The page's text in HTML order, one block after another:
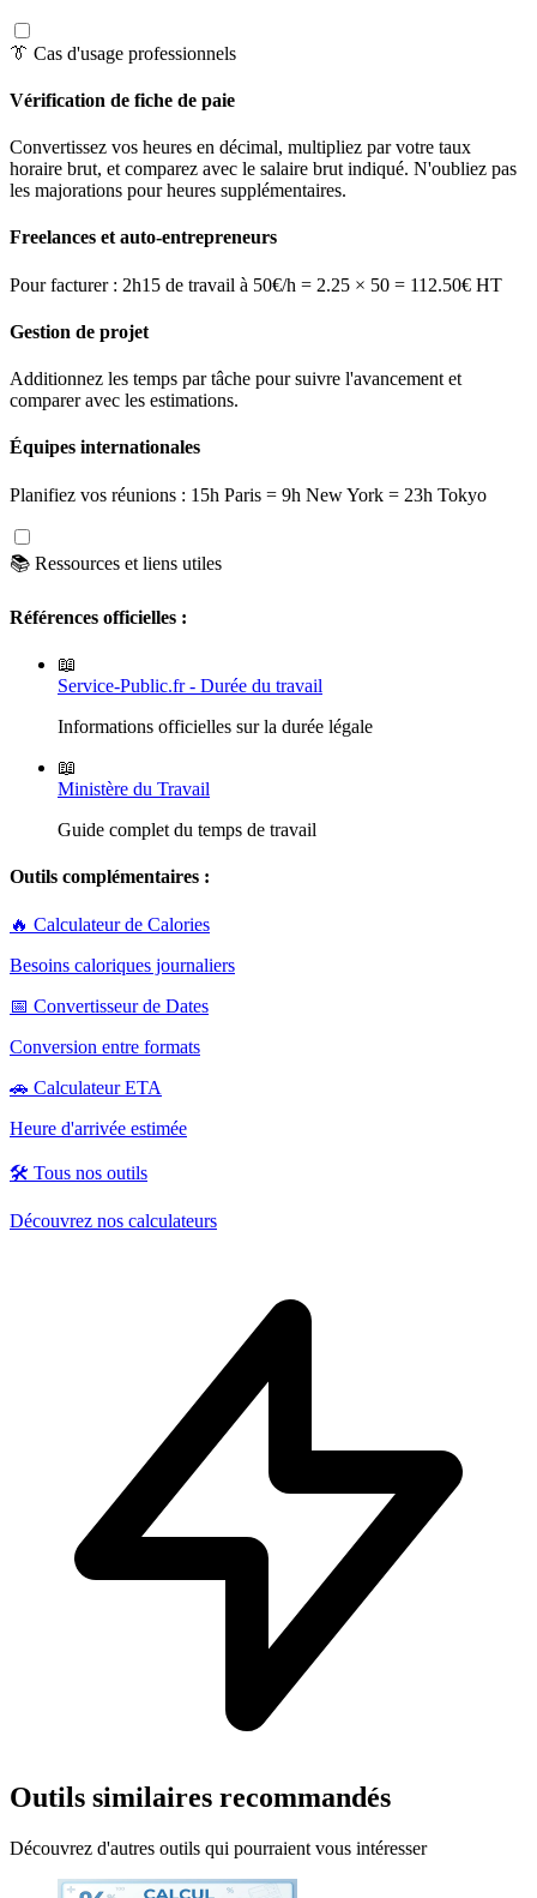
👔 Cas d'usage professionnels
Vérification de fiche de paie
Convertissez vos heures en décimal, multipliez par votre taux
horaire brut, et comparez avec le salaire brut indiqué. N'oubliez pas
les majorations pour heures supplémentaires.
Freelances et auto-entrepreneurs
Pour facturer : 2h15 de travail à 50€/h = 2.25 × 50 = 112.50€ HT
Gestion de projet
Additionnez les temps par tâche pour suivre l'avancement et
comparer avec les estimations.
Équipes internationales
Planifiez vos réunions : 15h Paris = 9h New York = 23h Tokyo
📚 Ressources et liens utiles
Références officielles :
📖
Service-Public.fr - Durée du travail
Informations officielles sur la durée légale
📖
Ministère du Travail
Guide complet du temps de travail
Outils complémentaires :
🔥 Calculateur de Calories
Besoins caloriques journaliers
📅 Convertisseur de Dates
Conversion entre formats
🚗 Calculateur ETA
Heure d'arrivée estimée
🛠️ Tous nos outils
Découvrez nos calculateurs
Outils similaires recommandés
Découvrez d'autres outils qui pourraient vous intéresser